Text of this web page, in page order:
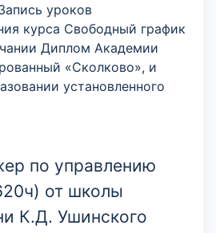
уроков
курса Свободный график
Диплом Академии
«Сколково», и
установленного
по управлению
от школы
К.Д. Ушинского